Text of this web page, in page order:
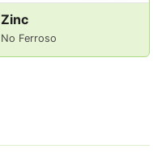
Zinc
No Ferroso